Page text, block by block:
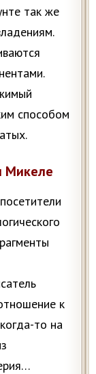
так же
способом
Микеле
к
то на